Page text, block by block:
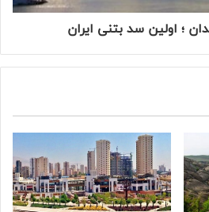
؛ اولین سد بتنی ایران